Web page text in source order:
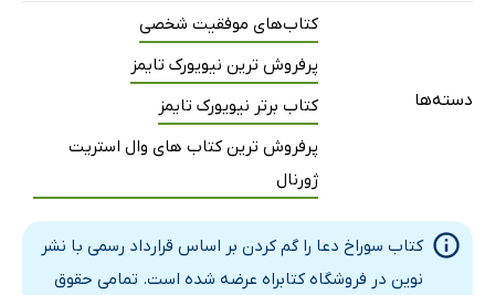
دسته‌ها
کتاب‌های موفقیت شخصی
پرفروش ترین نیویورک تایمز
کتاب برتر نیویورک تایمز
پرفروش ترین کتاب های وال استریت
ژورنال
کتاب سوراخ دعا را گم کردن بر اساس قرارداد رسمی با نشر
نوین در فروشگاه کتابراه عرضه شده است. تمامی حقوق